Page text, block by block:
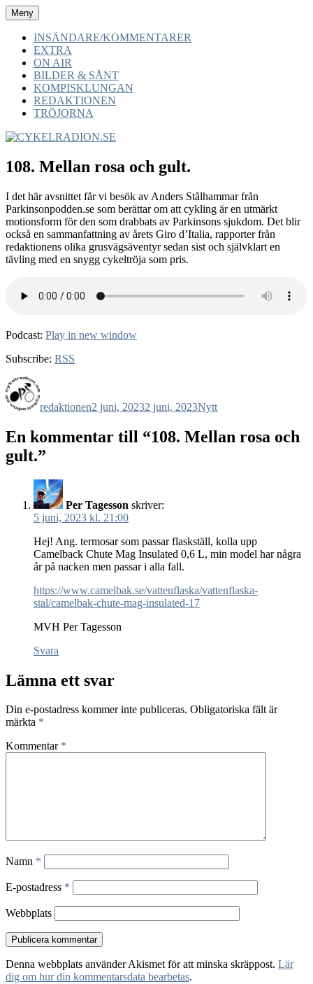
Hoppa
till
innehåll
CYKELRADION.SE
-av cyklister -för cyklister -med cyklister
Meny
INSÄNDARE/KOMMENTARER
EXTRA
ON AIR
BILDER & SÅNT
KOMPISKLUNGAN
REDAKTIONEN
TRÖJORNA
108. Mellan rosa och gult.
I det här avsnittet får vi besök av Anders Stålhammar från
Parkinsonpodden.se som berättar om att cykling är en utmärkt
motionsform för den som drabbats av Parkinsons sjukdom. Det blir
också en sammanfattning av årets Giro d’Italia, rapporter från
redaktionens olika grusvägsäventyr sedan sist och självklart en
tävling med en snygg cykeltröja som pris.
Podcast: Play in new window
Subscribe: RSS
redaktionen2 juni, 20232 juni, 2023Nytt
En kommentar till “108. Mellan rosa och
gult.”
Per Tagesson skriver:
5 juni, 2023 kl. 21:00
Hej! Ang. termosar som passar flaskställ, kolla upp
Camelback Chute Mag Insulated 0,6 L, min model har några
år på nacken men passar i alla fall.
https://www.camelbak.se/vattenflaska/vattenflaska-
stal/camelbak-chute-mag-insulated-17
MVH Per Tagesson
Svara
Lämna ett svar
Din e-postadress kommer inte publiceras. Obligatoriska fält är
märkta *
Kommentar *
Namn *
E-postadress *
Webbplats
Denna webbplats använder Akismet för att minska skräppost. Lär
dig om hur din kommentarsdata bearbetas.